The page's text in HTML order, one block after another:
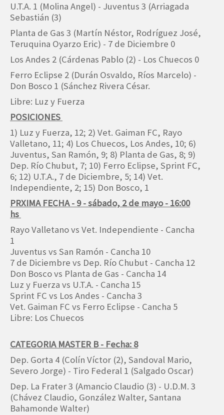
U.T.A. 1 (Molina Angel) - Juventus 3 (Arriagada
Sebastián (3)
Planta de Gas 3 (Martín Néstor, Rodríguez José,
Teruquina Oyarzo Eric) - 7 de Diciembre 0
Los Andes 2 (Cárdenas Pablo (2) - Los Chuecos 0
Ferro Eclipse 2 (Durán Osvaldo, Ríos Marcelo) -
Don Bosco 1 (Sánchez Rivera César.
Libre: Luz y Fuerza
POSICIONES
1) Luz y Fuerza, 12; 2) Vet. Gaiman FC, Rayo
Valletano, 11; 4) Los Chuecos, Los Andes, 10; 6)
Juventus, San Ramón, 9; 8) Planta de Gas, 8; 9)
Dep. Río Chubut, 7; 10) Ferro Eclipse, Sprint FC,
6; 12) U.T.A., 7 de Diciembre, 5; 14) Vet.
Independiente, 2; 15) Don Bosco, 1
PRXIMA FECHA - 9 - sábado, 2 de mayo - 16:00
hs
Rayo Valletano vs Vet. Independiente - Cancha
1
Juventus vs San Ramón - Cancha 10
7 de Diciembre vs Dep. Río Chubut - Cancha 12
Don Bosco vs Planta de Gas - Cancha 14
Luz y Fuerza vs U.T.A. - Cancha 15
Sprint FC vs Los Andes - Cancha 3
Vet. Gaiman FC vs Ferro Eclipse - Cancha 5
Libre: Los Chuecos
CATEGORIA MASTER B - Fecha: 8
Dep. Gorta 4 (Colín Víctor (2), Sandoval Mario,
Severo Jorge) - Tiro Federal 1 (Salgado Oscar)
Dep. La Frater 3 (Amancio Claudio (3) - U.D.M. 3
(Chávez Claudio, González Walter, Santana
Bahamonde Walter)